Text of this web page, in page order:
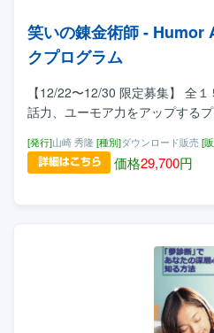
笑いの錬金術師 -
クプログラム
【12/22〜12/30 限定募集】 全
話力、ユーモア力をアップする
[発行]山崎 秀隆[種別]ダウンロード販売[
価格29,700円